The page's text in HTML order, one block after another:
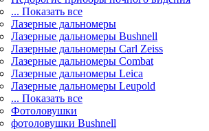
... Показать все
Лазерные дальномеры
Лазерные дальномеры Bushnell
Лазерные дальномеры Carl Zeiss
Лазерные дальномеры Combat
Лазерные дальномеры Leica
Лазерные дальномеры Leupold
... Показать все
Фотоловушки
фотоловушки Bushnell